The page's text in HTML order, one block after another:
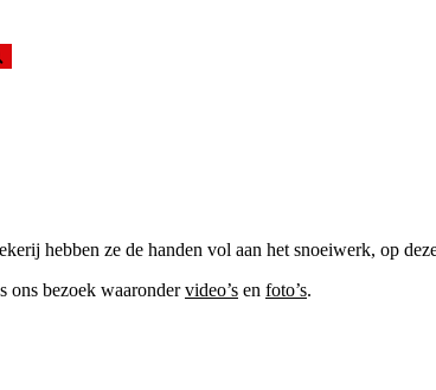
hebben ze de handen vol aan het snoeiwerk, op
ons bezoek waarondervideo’s en foto’s.